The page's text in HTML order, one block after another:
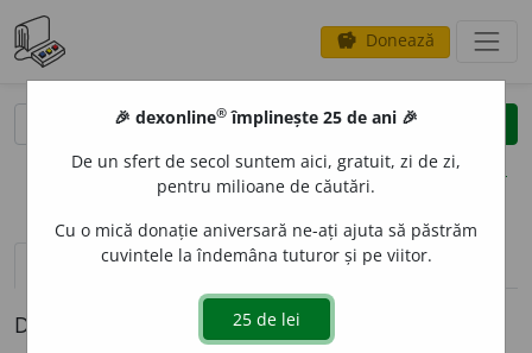
savings Donează
clear
opțiuni
definiții (1) pronunțievolume_up (8)
Definiția cu ID-ul 697219:
🎉 dexonline® împlinește 25 de ani 🎉
De un sfert de secol suntem aici, gratuit, zi de zi,
pentru milioane de căutări.
Cu o mică donație aniversară ne-ați ajuta să păstrăm
cuvintele la îndemâna tuturor și pe viitor.